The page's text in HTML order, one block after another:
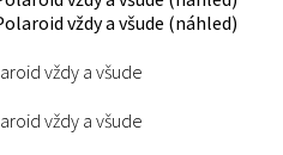
vždy a všude
vždy a všude